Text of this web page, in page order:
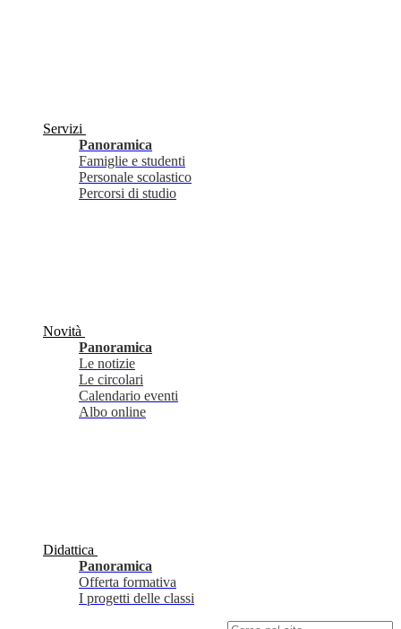
Servizi
Panoramica
Famiglie e studenti
Personale scolastico
Percorsi di studio
Novità
Panoramica
Le notizie
Le circolari
Calendario eventi
Albo online
Didattica
Panoramica
Offerta formativa
I progetti delle classi